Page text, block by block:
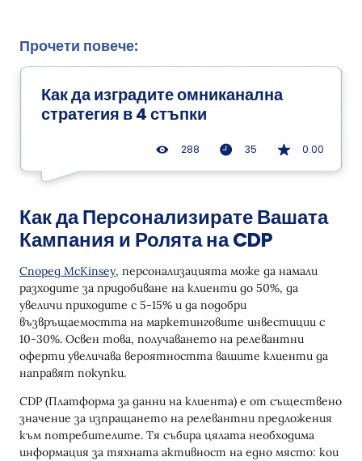
Прочети повече:
Как да изградите омниканална
стратегия в 4 стъпки
288 35 0.00
Как да Персонализирате Вашата
Кампания и Ролята на CDP
Според McKinsey, персонализацията може да намали
разходите за придобиване на клиенти до 50%, да
увеличи приходите с 5-15% и да подобри
възвръщаемостта на маркетинговите инвестиции с
10-30%. Освен това, получаването на релевантни
оферти увеличава вероятността вашите клиенти да
направят покупки.
CDP (Платформа за данни на клиента) е от съществено
значение за изпращането на релевантни предложения
към потребителите. Тя събира цялата необходима
информация за тяхната активност на едно място: кои